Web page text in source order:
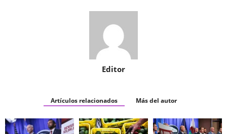
Editor
Artículos relacionados Más del autor